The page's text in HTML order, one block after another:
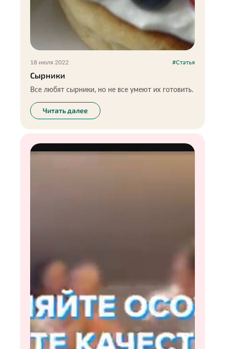
18 июля 2022 #Статья
Сырники
Все любят сырники, но не все умеют их готовить.
Читать далее